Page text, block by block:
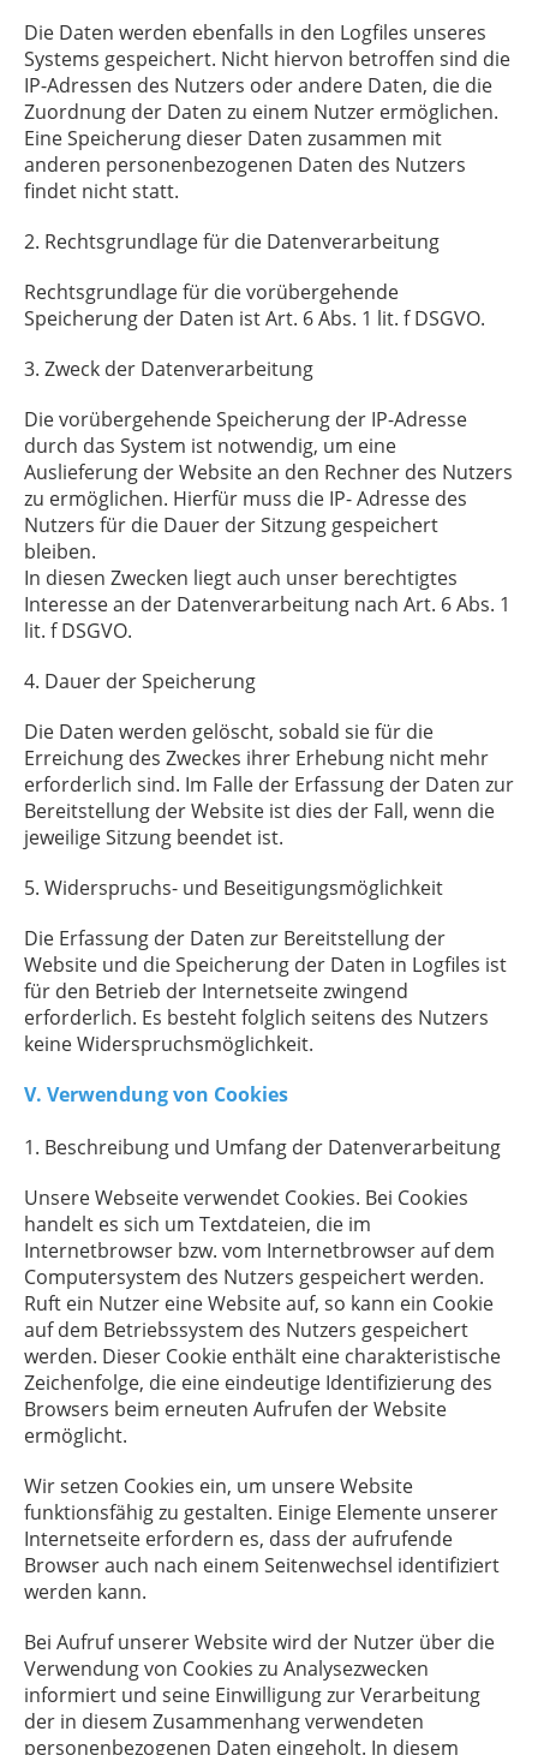
Die Daten werden ebenfalls in den Logfiles unseres
Systems gespeichert. Nicht hiervon betroffen sind die
IP-Adressen des Nutzers oder andere Daten, die die
Zuordnung der Daten zu einem Nutzer ermöglichen.
Eine Speicherung dieser Daten zusammen mit
anderen personenbezogenen Daten des Nutzers
findet nicht statt.
2. Rechtsgrundlage für die Datenverarbeitung
Rechtsgrundlage für die vorübergehende
Speicherung der Daten ist Art. 6 Abs. 1 lit. f DSGVO.
3. Zweck der Datenverarbeitung
Die vorübergehende Speicherung der IP-Adresse
durch das System ist notwendig, um eine
Auslieferung der Website an den Rechner des Nutzers
zu ermöglichen. Hierfür muss die IP- Adresse des
Nutzers für die Dauer der Sitzung gespeichert
bleiben.
In diesen Zwecken liegt auch unser berechtigtes
Interesse an der Datenverarbeitung nach Art. 6 Abs. 1
lit. f DSGVO.
4. Dauer der Speicherung
Die Daten werden gelöscht, sobald sie für die
Erreichung des Zweckes ihrer Erhebung nicht mehr
erforderlich sind. Im Falle der Erfassung der Daten zur
Bereitstellung der Website ist dies der Fall, wenn die
jeweilige Sitzung beendet ist.
5. Widerspruchs- und Beseitigungsmöglichkeit
Die Erfassung der Daten zur Bereitstellung der
Website und die Speicherung der Daten in Logfiles ist
für den Betrieb der Internetseite zwingend
erforderlich. Es besteht folglich seitens des Nutzers
keine Widerspruchsmöglichkeit.
V. Verwendung von Cookies
1. Beschreibung und Umfang der Datenverarbeitung
Unsere Webseite verwendet Cookies. Bei Cookies
handelt es sich um Textdateien, die im
Internetbrowser bzw. vom Internetbrowser auf dem
Computersystem des Nutzers gespeichert werden.
Ruft ein Nutzer eine Website auf, so kann ein Cookie
auf dem Betriebssystem des Nutzers gespeichert
werden. Dieser Cookie enthält eine charakteristische
Zeichenfolge, die eine eindeutige Identifizierung des
Browsers beim erneuten Aufrufen der Website
ermöglicht.
Wir setzen Cookies ein, um unsere Website
funktionsfähig zu gestalten. Einige Elemente unserer
Internetseite erfordern es, dass der aufrufende
Browser auch nach einem Seitenwechsel identifiziert
werden kann.
Bei Aufruf unserer Website wird der Nutzer über die
Verwendung von Cookies zu Analysezwecken
informiert und seine Einwilligung zur Verarbeitung
der in diesem Zusammenhang verwendeten
personenbezogenen Daten eingeholt. In diesem